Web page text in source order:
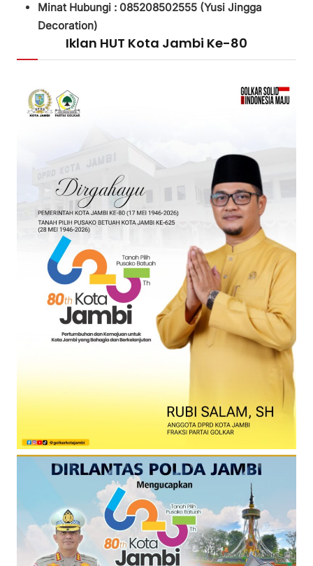
Minat Hubungi : 085208502555 (Yusi Jingga
Decoration)
Iklan HUT Kota Jambi Ke-80